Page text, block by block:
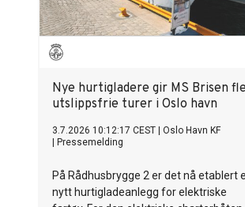
Nye hurtigladere gir MS Brisen
utslippsfrie turer i Oslo havn
3.7.2026 10:12:17 CEST
Oslo Havn KF
Pressemelding
På Rådhusbrygge 2 er det nå etablert
nytt hurtigladeanlegg for elektriske